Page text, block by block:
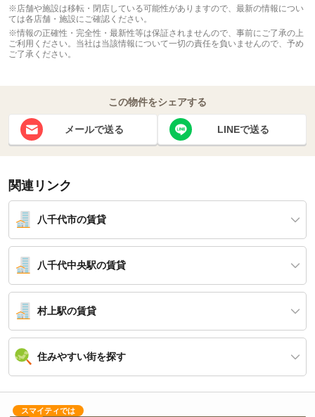
※店舗や施設は移転・閉店している可能性がありますので、最新の情報につい
ては各店舗・施設にご確認ください。
※情報の正確性・完全性・最新性等は保証されませんので、事前にご了承の上
ご利用ください。当社は当該情報について一切の責任を負いませんので、予め
ご了承ください。
この物件をシェアする
メールで送る LINEで送る
関連リンク
八千代市の賃貸
八千代中央駅の賃貸
村上駅の賃貸
住みやすい街を探す
スマイティでは